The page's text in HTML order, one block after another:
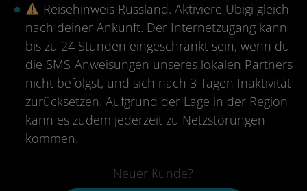
Reisehinweis Russland. Aktiviere Ubigi gleich
nach deiner Ankunft. Der Internetzugang kann
bis zu 24 Stunden eingeschränkt sein, wenn du
die SMS-Anweisungen unseres lokalen Partners
nicht befolgst, und sich nach 3 Tagen Inaktivität
zurücksetzen. Aufgrund der Lage in der Region
kann es zudem jederzeit zu Netzstörungen
kommen.
Neuer Kunde?